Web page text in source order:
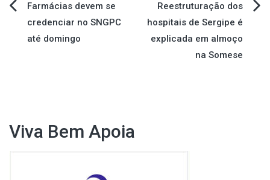
Navegação
de
Farmácias devem se
credenciar no SNGPC
até domingo
Reestruturação dos
hospitais de Sergipe é
explicada em almoço
na Somese
Viva Bem Apoia